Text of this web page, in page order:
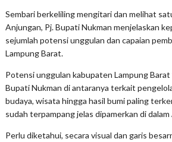
Sembari berkeliling mengitari dan melihat
Anjungan, Pj. Bupati Nukman menjelaskan
sejumlah potensi unggulan dan capaian
Lampung Barat.
Potensi unggulan kabupaten Lampung
Bupati Nukman di antaranya terkait
budaya, wisata hingga hasil bumi paling
sudah terpampang jelas dipamerkan di
Perlu diketahui, secara visual dan garis